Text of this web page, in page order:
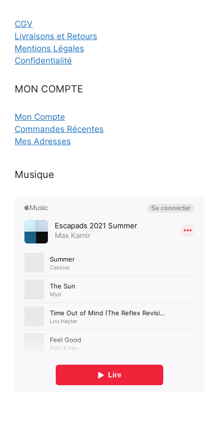
CGV
Livraisons et Retours
Mentions Légales
Confidentialité
MON COMPTE
Mon Compte
Commandes Récentes
Mes Adresses
Musique